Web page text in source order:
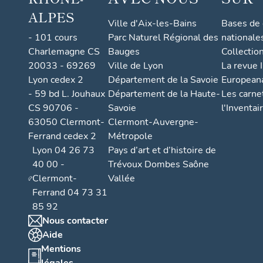
ALPES
- 101 cours
Charlemagne CS
20033 - 69269
Lyon cedex 2
- 59 bd L. Jouhaux
CS 90706 -
63050 Clermont-
Ferrand cedex 2
Lyon 04 26 73
40 00 -
Clermont-
Ferrand 04 73 31
85 92
Nous contacter
Aide
Mentions
Ville d'Aix-les-Bains
Parc Naturel Régional des
Bauges
Ville de Lyon
Département de la Savoie
Département de la Haute-
Savoie
Clermont-Auvergne-
Métropole
Pays d’art et d’histoire de
Trévoux Dombes Saône
Vallée
Bases
La revue
Les